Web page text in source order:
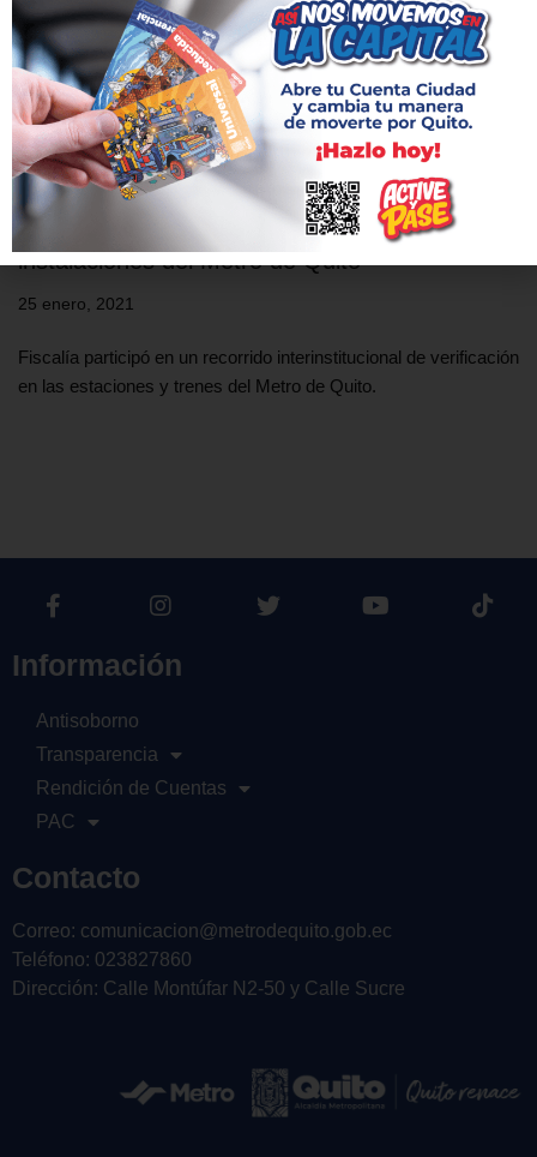
Fiscal provincial de Pichincha recorrió las
instalaciones del Metro de Quito
25 enero, 2021
Fiscalía participó en un recorrido interinstitucional de verificación
en las estaciones y trenes del Metro de Quito.
Información
Antisoborno
Transparencia
Rendición de Cuentas
PAC
Contacto
Correo: comunicacion@metrodequito.gob.ec
Teléfono: 023827860
Dirección: Calle Montúfar N2-50 y Calle Sucre